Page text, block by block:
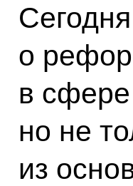
о
в
но не
из